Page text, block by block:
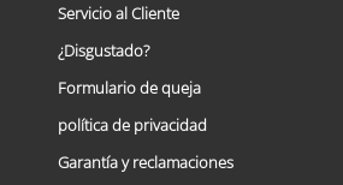
Servicio al Cliente
¿Disgustado?
Formulario de queja
política de privacidad
Garantía y reclamaciones